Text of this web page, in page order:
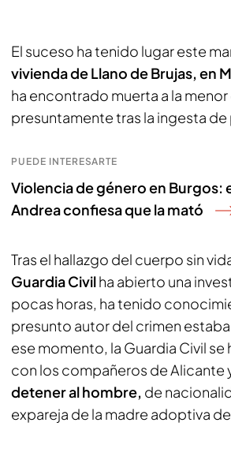
El suceso ha tenido lugar este
vivienda de Llano de Brujas, en
ha encontrado muerta a la
presuntamente tras la ingesta de
PUEDE INTERESARTE
Violencia de género en Burgos:
Andrea confiesa que la mató
Tras el hallazgo del cuerpo sin
Guardia Civilha abierto una
pocas horas, ha tenido
presunto autor del crimen
ese momento, la Guardia Civil
con los compañeros de Alicante
detener al hombre, de
expareja de la madre adoptiva